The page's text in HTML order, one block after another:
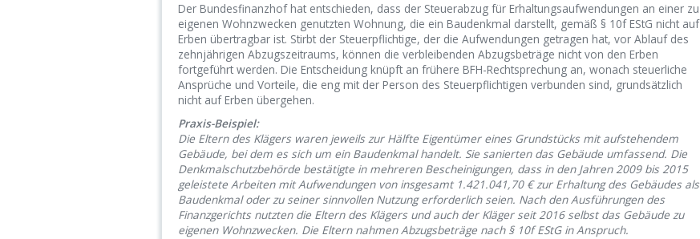
Der Bundesfinanzhof hat entschieden, dass der Steuerabzug für Erhaltungsaufwendungen an einer zu
eigenen Wohnzwecken genutzten Wohnung, die ein Baudenkmal darstellt, gemäß § 10f EStG nicht auf
Erben übertragbar ist. Stirbt der Steuerpflichtige, der die Aufwendungen getragen hat, vor Ablauf des
zehnjährigen Abzugszeitraums, können die verbleibenden Abzugsbeträge nicht von den Erben
fortgeführt werden. Die Entscheidung knüpft an frühere BFH-Rechtsprechung an, wonach steuerliche
Ansprüche und Vorteile, die eng mit der Person des Steuerpflichtigen verbunden sind, grundsätzlich
nicht auf Erben übergehen.
Praxis-Beispiel:
Die Eltern des Klägers waren jeweils zur Hälfte Eigentümer eines Grundstücks mit aufstehendem
Gebäude, bei dem es sich um ein Baudenkmal handelt. Sie sanierten das Gebäude umfassend. Die
Denkmalschutzbehörde bestätigte in mehreren Bescheinigungen, dass in den Jahren 2009 bis 2015
geleistete Arbeiten mit Aufwendungen von insgesamt 1.421.041,70 € zur Erhaltung des Gebäudes als
Baudenkmal oder zu seiner sinnvollen Nutzung erforderlich seien. Nach den Ausführungen des
Finanzgerichts nutzten die Eltern des Klägers und auch der Kläger seit 2016 selbst das Gebäude zu
eigenen Wohnzwecken. Die Eltern nahmen Abzugsbeträge nach § 10f EStG in Anspruch.